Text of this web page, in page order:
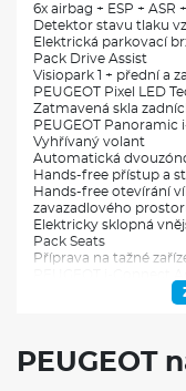
6x airbag + ESP + ASR
Detektor stavu tlaku
Elektrická parkovací
Pack Drive Assist
Visiopark 1 + přední a
PEUGEOT Pixel LED
Zatmavená skla
PEUGEOT Panoramic
Vyhřívaný volant
Automatická
Hands-free přístup a
Hands-free otevírání
zavazadlového
Elektricky sklopná
Pack Seats
Příprava na tažné
Hliníková kola 19"
Sportovní hliníkové
PEUGEOT